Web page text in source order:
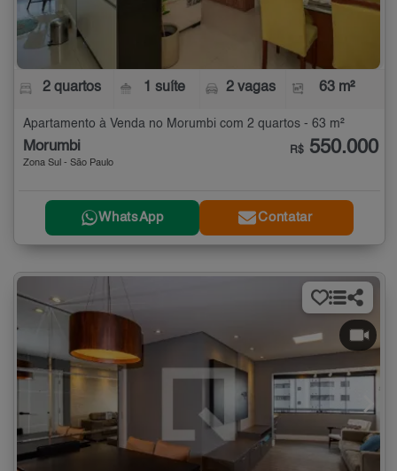
2 quartos 1 suíte 2 vagas 63 m²
Apartamento à Venda no Morumbi com 2 quartos - 63 m²
Morumbi
Zona Sul - São Paulo
R$ 550.000
WhatsApp Contatar